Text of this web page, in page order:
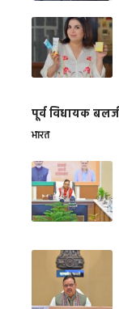
पूर्व विधायक
भारत